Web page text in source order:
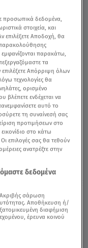
της
ΠΡΟΒΛΕΨΕΙΣ
προσωπικά δεδομένα,
στοιχεία, και
Αποδοχή, θα
παρακολούθησης
παρακάτω,
τα
Απόρριψη όλων
τεχνολογίες θα
ορισμένο
βλέπετε ενδέχεται να
αυτό το
τη συναίνεσή σας
προτιμήσεων στο
στο κάτω
επιλογές σας θα τεθούν
ανατρέξτε στην
δεδομένα
σάρωση
Αποθήκευση ή/
διαφήμιση
έρευνα κοινού